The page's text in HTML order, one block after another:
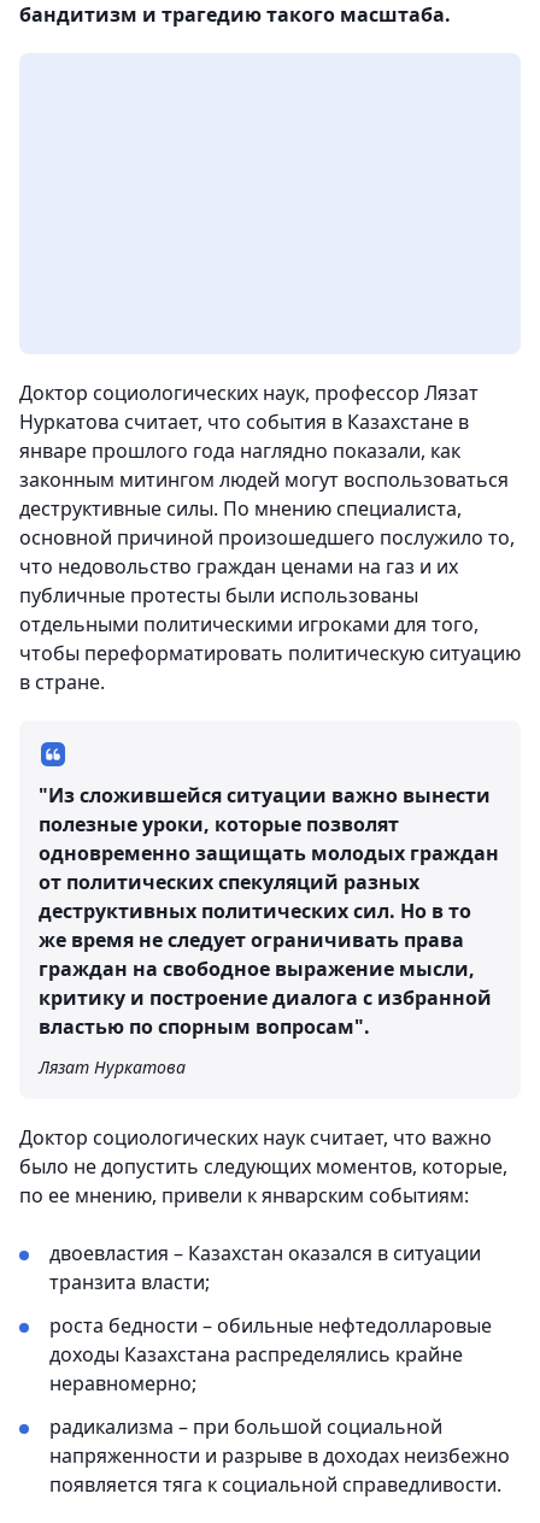
бандитизм и трагедию такого масштаба.
Доктор социологических наук, профессор Лязат
Нуркатова считает, что события в Казахстане в
январе прошлого года наглядно показали, как
законным митингом людей могут воспользоваться
деструктивные силы. По мнению специалиста,
основной причиной произошедшего послужило то,
что недовольство граждан ценами на газ и их
публичные протесты были использованы
отдельными политическими игроками для того,
чтобы переформатировать политическую ситуацию
в стране.
"Из сложившейся ситуации важно вынести
полезные уроки, которые позволят
одновременно защищать молодых граждан
от политических спекуляций разных
деструктивных политических сил. Но в то
же время не следует ограничивать права
граждан на свободное выражение мысли,
критику и построение диалога с избранной
властью по спорным вопросам".
Лязат Нуркатова
Доктор социологических наук считает, что важно
было не допустить следующих моментов, которые,
по ее мнению, привели к январским событиям:
двоевластия – Казахстан оказался в ситуации
транзита власти;
роста бедности – обильные нефтедолларовые
доходы Казахстана распределялись крайне
неравномерно;
радикализма – при большой социальной
напряженности и разрыве в доходах неизбежно
появляется тяга к социальной справедливости.